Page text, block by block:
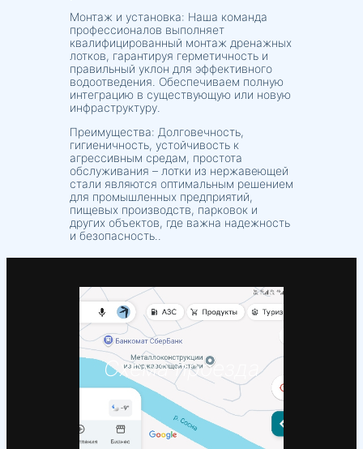
Монтаж и установка: Наша команда
профессионалов выполняет
квалифицированный монтаж дренажных
лотков, гарантируя герметичность и
правильный уклон для эффективного
водоотведения. Обеспечиваем полную
интеграцию в существующую или новую
инфраструктуру.
Преимущества: Долговечность,
гигиеничность, устойчивость к
агрессивным средам, простота
обслуживания – лотки из нержавеющей
стали являются оптимальным решением
для промышленных предприятий,
пищевых производств, парковок и
других объектов, где важна надежность
и безопасность..
Схема проезда